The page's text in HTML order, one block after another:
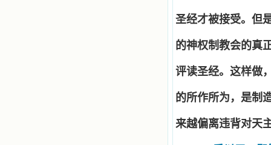
圣经才被接受。但
的神权制教会的真
评读圣经。这样做
的所作所为，是制
来越偏离违背对天